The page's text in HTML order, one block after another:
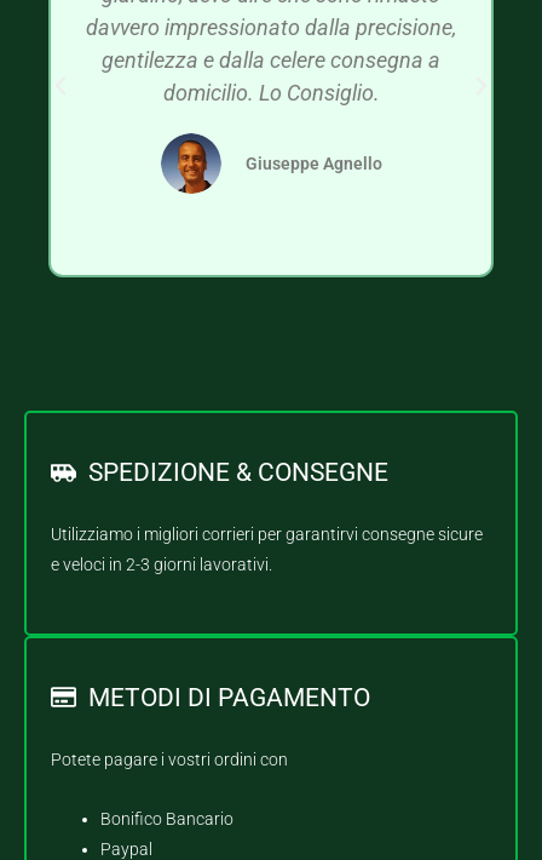
davvero impressionato dalla precisione,
gentilezza e dalla celere consegna a
domicilio. Lo Consiglio.
Giuseppe Agnello
SPEDIZIONE & CONSEGNE
Utilizziamo i migliori corrieri per garantirvi consegne sicure
e veloci in 2-3 giorni lavorativi.
METODI DI PAGAMENTO
Potete pagare i vostri ordini con
Bonifico Bancario
Paypal